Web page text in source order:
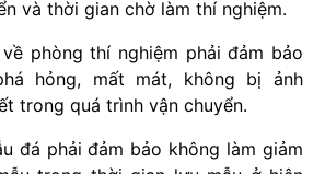
và thời gian chờ làm thí nghiệm.
phòng thí nghiệm phải đảm bảo
hỏng, mất mát, không bị ảnh
trong quá trình vận chuyển.
đá phải đảm bảo không làm giảm